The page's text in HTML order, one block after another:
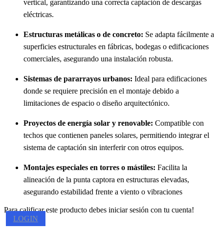
vertical, garantizando una correcta captación de descargas
eléctricas.
Estructuras metálicas o de concreto: Se adapta fácilmente a
superficies estructurales en fábricas, bodegas o edificaciones
comerciales, asegurando una instalación robusta.
Sistemas de pararrayos urbanos: Ideal para edificaciones
donde se requiere precisión en el montaje debido a
limitaciones de espacio o diseño arquitectónico.
Proyectos de energía solar y renovable: Compatible con
techos que contienen paneles solares, permitiendo integrar el
sistema de captación sin interferir con otros equipos.
Montajes especiales en torres o mástiles: Facilita la
alineación de la punta captora en estructuras elevadas,
asegurando estabilidad frente a viento o vibraciones
Para calificar este producto debes iniciar sesión con tu cuenta!
LOGIN